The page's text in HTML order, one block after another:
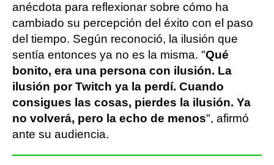
anécdota para reflexionar sobre cómo ha
cambiado su percepción del éxito con el paso
del tiempo. Según reconoció, la ilusión que
sentía entonces ya no es la misma. "Qué
bonito, era una persona con ilusión. La
ilusión por Twitch ya la perdí. Cuando
consigues las cosas, pierdes la ilusión. Ya
no volverá, pero la echo de menos", afirmó
ante su audiencia.